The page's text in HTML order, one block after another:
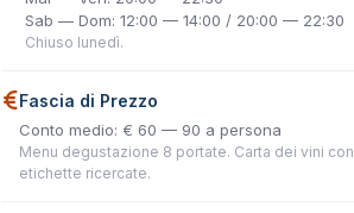
Sab — Dom: 12:00 — 14:00 / 20:00 — 22:30
Chiuso lunedì.
Fascia di Prezzo
Conto medio: € 60 — 90 a persona
Menu degustazione 8 portate. Carta dei vini con
etichette ricercate.